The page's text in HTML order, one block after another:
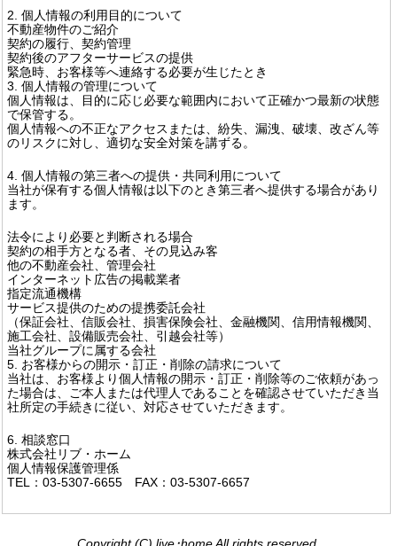
2. 個人情報の利用目的について
不動産物件のご紹介
契約の履行、契約管理
契約後のアフターサービスの提供
緊急時、お客様等へ連絡する必要が生じたとき
3. 個人情報の管理について
個人情報は、目的に応じ必要な範囲内において正確かつ最新の状態
で保管する。
個人情報への不正なアクセスまたは、紛失、漏洩、破壊、改ざん等
のリスクに対し、適切な安全対策を講ずる。
4. 個人情報の第三者への提供・共同利用について
当社が保有する個人情報は以下のとき第三者へ提供する場合があり
ます。
法令により必要と判断される場合
契約の相手方となる者、その見込み客
他の不動産会社、管理会社
インターネット広告の掲載業者
指定流通機構
サービス提供のための提携委託会社
（保証会社、信販会社、損害保険会社、金融機関、信用情報機関、
施工会社、設備販売会社、引越会社等）
当社グループに属する会社
5. お客様からの開示・訂正・削除の請求について
当社は、お客様より個人情報の開示・訂正・削除等のご依頼があっ
た場合は、ご本人または代理人であることを確認させていただき当
社所定の手続きに従い、対応させていただきます。
6. 相談窓口
株式会社リブ・ホーム
個人情報保護管理係
TEL：03-5307-6655 FAX：03-5307-6657